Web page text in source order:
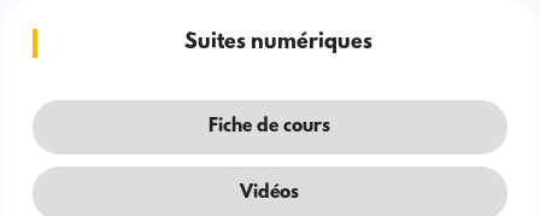
Suites numériques
Fiche de cours
Vidéos